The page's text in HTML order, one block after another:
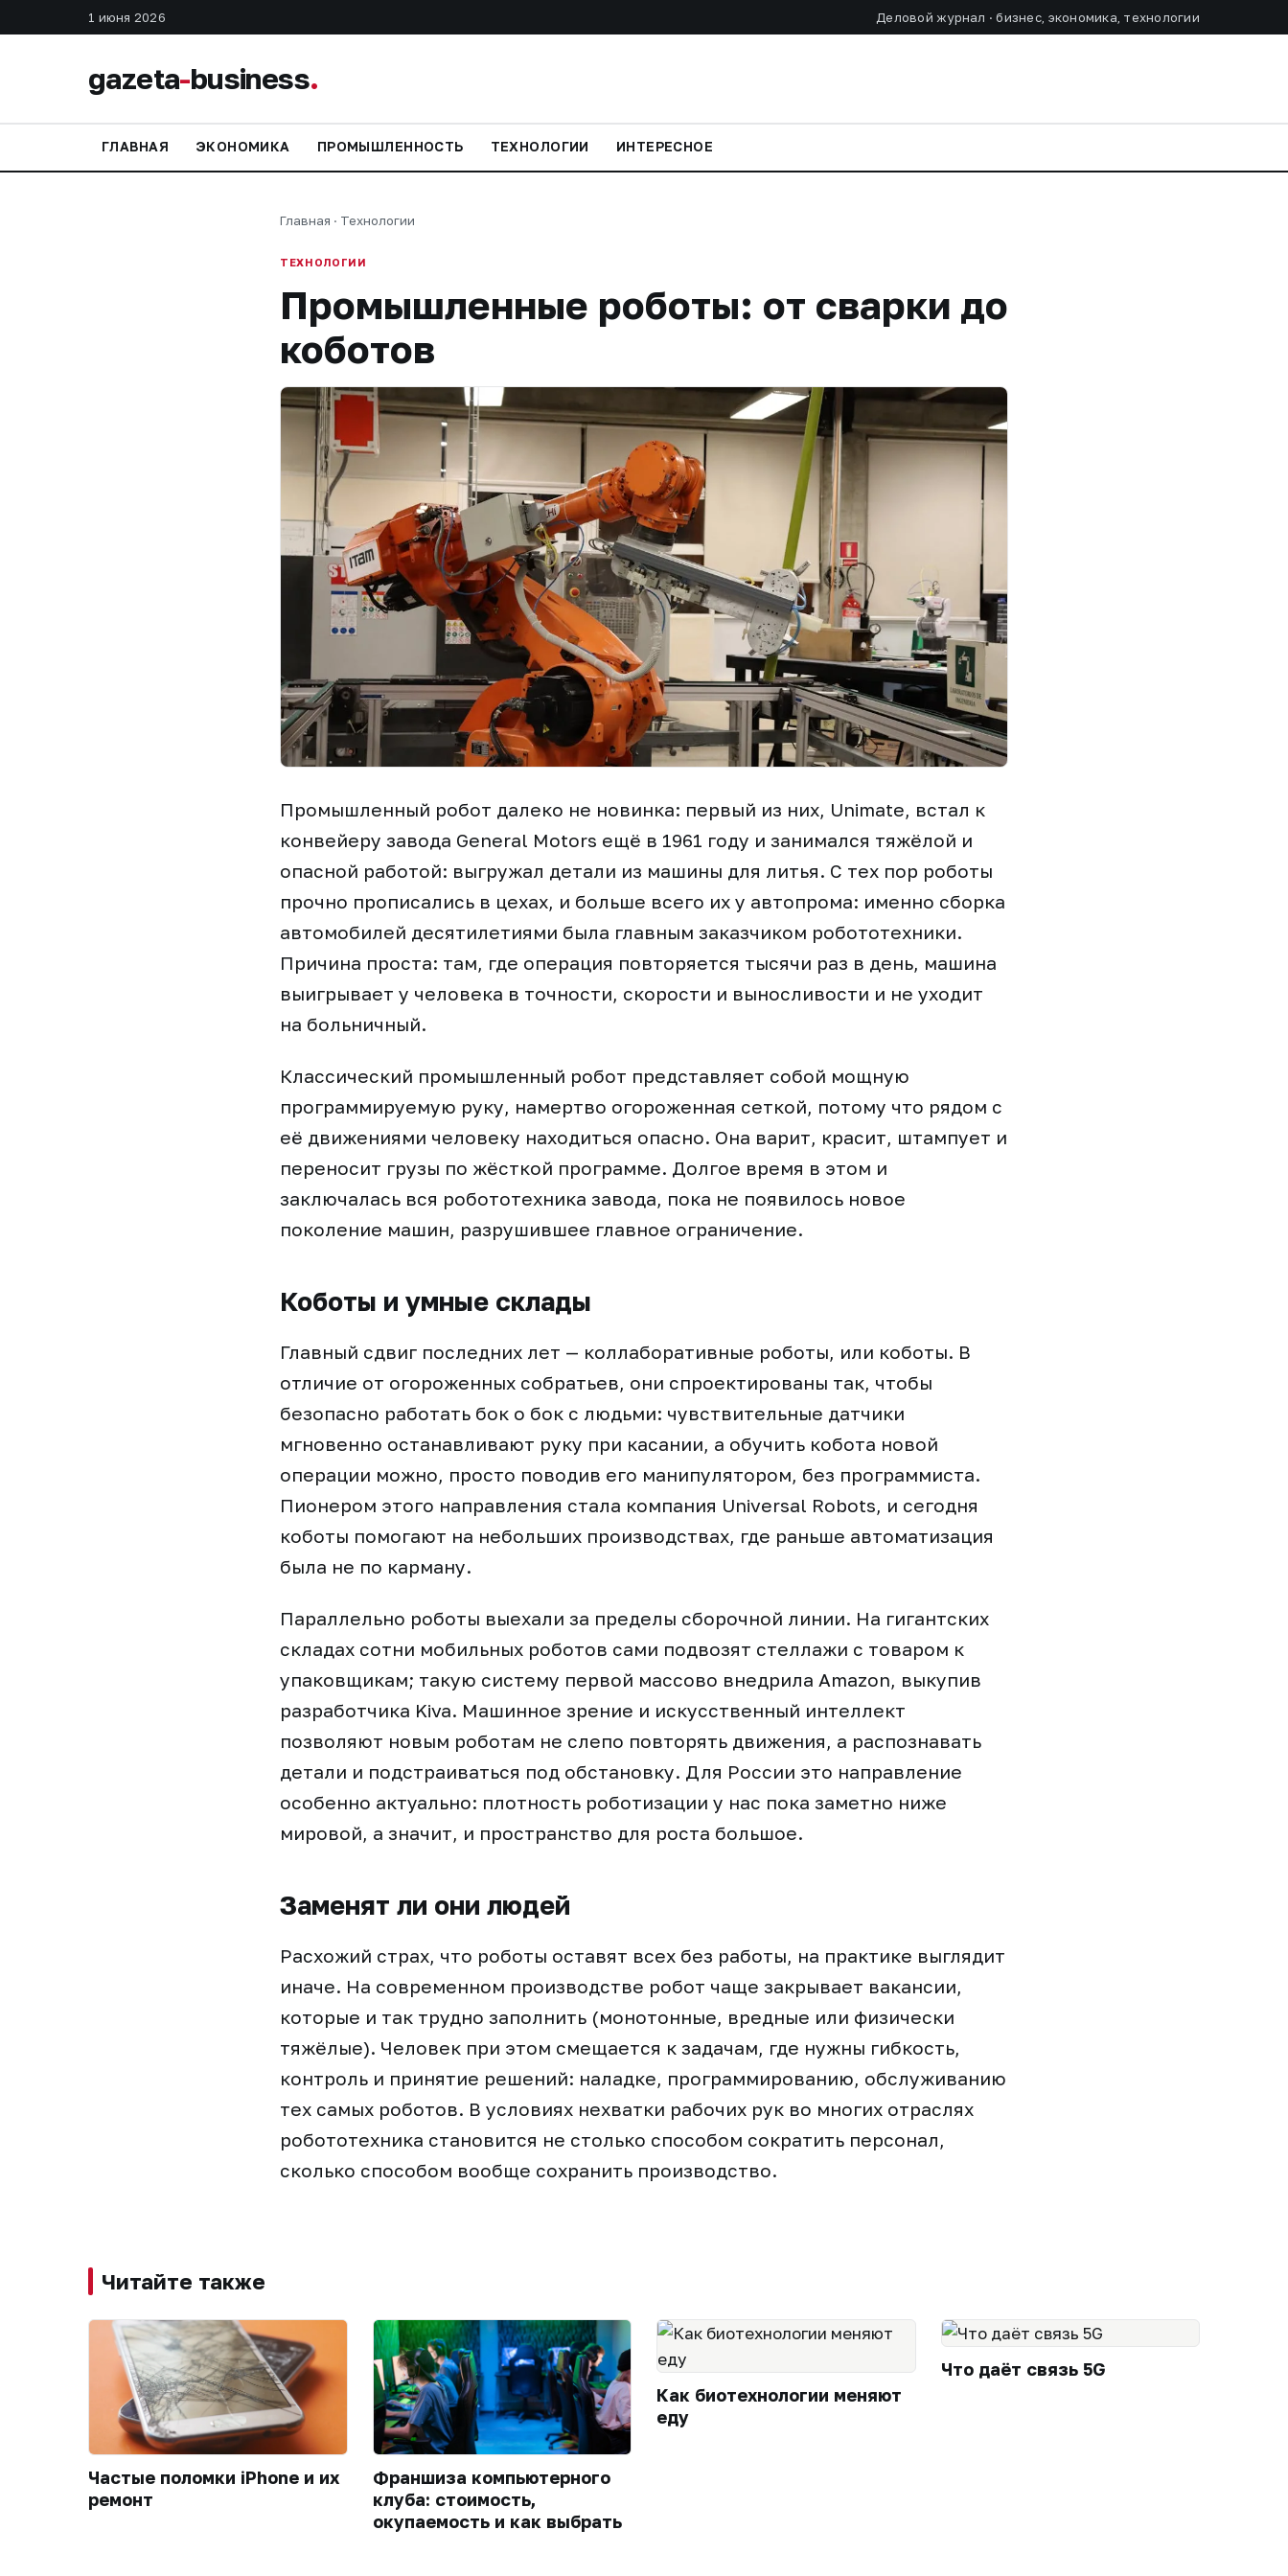
1 июня 2026 Деловой журнал · бизнес, экономика, технологии
gazeta-business.
ГЛАВНАЯ ЭКОНОМИКА ПРОМЫШЛЕННОСТЬ ТЕХНОЛОГИИ ИНТЕРЕСНОЕ
Главная · Технологии
ТЕХНОЛОГИИ
Промышленные роботы: от сварки до
коботов
Промышленный робот далеко не новинка: первый из них, Unimate, встал к
конвейеру завода General Motors ещё в 1961 году и занимался тяжёлой и
опасной работой: выгружал детали из машины для литья. С тех пор роботы
прочно прописались в цехах, и больше всего их у автопрома: именно сборка
автомобилей десятилетиями была главным заказчиком робототехники.
Причина проста: там, где операция повторяется тысячи раз в день, машина
выигрывает у человека в точности, скорости и выносливости и не уходит
на больничный.
Классический промышленный робот представляет собой мощную
программируемую руку, намертво огороженная сеткой, потому что рядом с
её движениями человеку находиться опасно. Она варит, красит, штампует и
переносит грузы по жёсткой программе. Долгое время в этом и
заключалась вся робототехника завода, пока не появилось новое
поколение машин, разрушившее главное ограничение.
Коботы и умные склады
Главный сдвиг последних лет — коллаборативные роботы, или коботы. В
отличие от огороженных собратьев, они спроектированы так, чтобы
безопасно работать бок о бок с людьми: чувствительные датчики
мгновенно останавливают руку при касании, а обучить кобота новой
операции можно, просто поводив его манипулятором, без программиста.
Пионером этого направления стала компания Universal Robots, и сегодня
коботы помогают на небольших производствах, где раньше автоматизация
была не по карману.
Параллельно роботы выехали за пределы сборочной линии. На гигантских
складах сотни мобильных роботов сами подвозят стеллажи с товаром к
упаковщикам; такую систему первой массово внедрила Amazon, выкупив
разработчика Kiva. Машинное зрение и искусственный интеллект
позволяют новым роботам не слепо повторять движения, а распознавать
детали и подстраиваться под обстановку. Для России это направление
особенно актуально: плотность роботизации у нас пока заметно ниже
мировой, а значит, и пространство для роста большое.
Заменят ли они людей
Расхожий страх, что роботы оставят всех без работы, на практике выглядит
иначе. На современном производстве робот чаще закрывает вакансии,
которые и так трудно заполнить (монотонные, вредные или физически
тяжёлые). Человек при этом смещается к задачам, где нужны гибкость,
контроль и принятие решений: наладке, программированию, обслуживанию
тех самых роботов. В условиях нехватки рабочих рук во многих отраслях
робототехника становится не столько способом сократить персонал,
сколько способом вообще сохранить производство.
Читайте также
Частые поломки iPhone и их
ремонт
Франшиза компьютерного
клуба: стоимость,
окупаемость и как выбрать
Как биотехнологии меняют
еду
Что даёт связь 5G